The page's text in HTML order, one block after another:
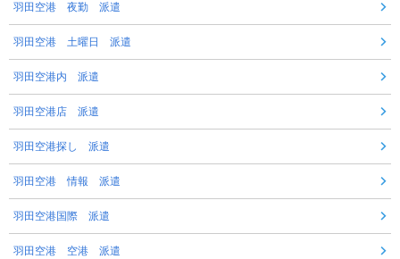
羽田空港 夜勤 派遣
羽田空港 土曜日 派遣
羽田空港内 派遣
羽田空港店 派遣
羽田空港探し 派遣
羽田空港 情報 派遣
羽田空港国際 派遣
羽田空港 空港 派遣